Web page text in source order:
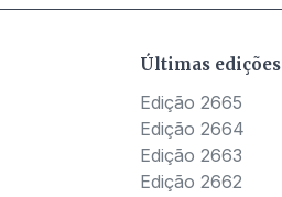
Últimas edições
Edição 2665
Edição 2664
Edição 2663
Edição 2662